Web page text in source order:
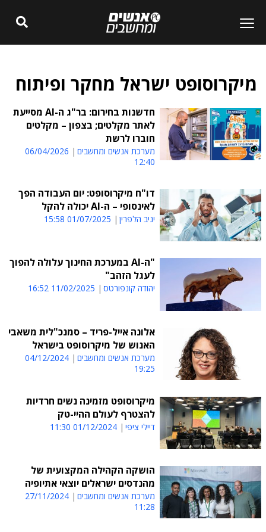
מיקרוסופט ישראל מחקר ופיתוח
חדשנות בחירום: בר"ג ה-AI מסייעת
לאתר מקלטים; בצפון – מקלטים
חוברו לרשת
מערכת אנשים ומחשבים
06/04/2026
12:40
דו"ח מיקרוסופט: יום העבודה הפך
לאינסופי – ה-AI יכולה להקל
יניב הלפרין 01/07/2025 15:58
"ה-AI במערכת החינוך עלולה להפוך
לעגל הזהב"
יהודה קונפורטס 11/02/2025 16:52
אלונה אייל-פריד – סמנכ"לית משאבי
האנוש של מיקרוסופט בישראל
מערכת אנשים ומחשבים
04/12/2024
19:25
מיקרוסופט מזמינה נשים חרדיות
להצטרף לעולם ההיי-טק
דיילי ציפי 01/12/2024 11:30
הושקה הקהילה המקצועית של
מהנדסים ישראלים יוצאי אתיופיה
מערכת אנשים ומחשבים
27/11/2024
11:28